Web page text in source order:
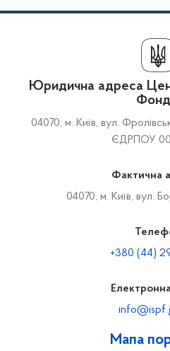
Мапа
Юридична адреса
04070, м. Київ, вул.
ЄДРПОУ
Фактична
04070, м. Київ, вул.
+380 (44)